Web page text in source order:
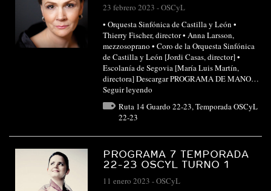
23 febrero 2023 -OSCyL
• Orquesta Sinfónica de Castilla y León •
Thierry Fischer, director • Anna Larsson,
mezzosoprano • Coro de la Orquesta Sinfónica
de Castilla y León [Jordi Casas, director] •
Escolanía de Segovia [María Luis Martín,
directora] Descargar PROGRAMA DE MANO…
Seguir leyendo
Ruta 14 Guardo 22-23,Temporada OSCyL
22-23
PROGRAMA 7 TEMPORADA
22-23 OSCYL TURNO 1
11 enero 2023 -OSCyL